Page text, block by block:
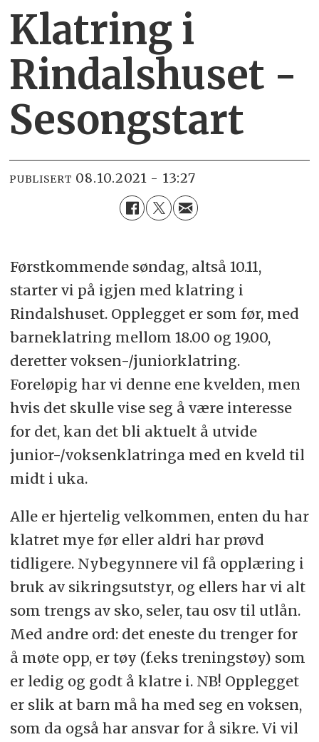
Klatring i
Rindalshuset -
Sesongstart
PUBLISERT 08.10.2021 - 13:27
Førstkommende søndag, altså 10.11,
starter vi på igjen med klatring i
Rindalshuset. Opplegget er som før, med
barneklatring mellom 18.00 og 19.00,
deretter voksen-/juniorklatring.
Foreløpig har vi denne ene kvelden, men
hvis det skulle vise seg å være interesse
for det, kan det bli aktuelt å utvide
junior-/voksenklatringa med en kveld til
midt i uka.
Alle er hjertelig velkommen, enten du har
klatret mye før eller aldri har prøvd
tidligere. Nybegynnere vil få opplæring i
bruk av sikringsutstyr, og ellers har vi alt
som trengs av sko, seler, tau osv til utlån.
Med andre ord: det eneste du trenger for
å møte opp, er tøy (f.eks treningstøy) som
er ledig og godt å klatre i. NB! Opplegget
er slik at barn må ha med seg en voksen,
som da også har ansvar for å sikre. Vi vil